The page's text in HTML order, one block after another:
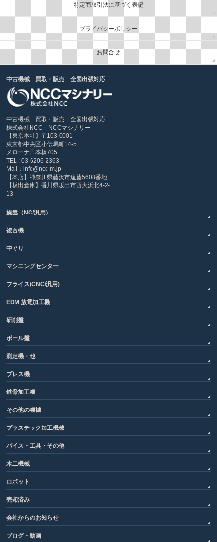
特定商取引法に基づく表記
プライバシーポリシー
お問合せ
中古機械 買取・販売 全国出張対応
中古機械 買取・販売 全国出張対応
株式会社NCC NCCマシナリー
【東京本社】〒103-0001
東京都中央区小伝馬町14-5
メローナ日本橋705
TEL : 03-6206-2363
Mail：info@ncc-m.jp
【本店】神奈川県藤沢市遠藤5608番地
【坂出倉庫】香川県坂出市西大浜北4-2-
13
旋盤（NC/汎用）
複合機
中ぐり
マシニングセンター
フライス(CNC/汎用)
EDM 放電加工機
研削盤
ボール盤
測定機・他
プレス機
鉄骨加工機
その他の機械
プラスチック加工機械
バイス・工具・その他
木工機械
ロボット
売却済み
会社からのお知らせ
ブログ・動画